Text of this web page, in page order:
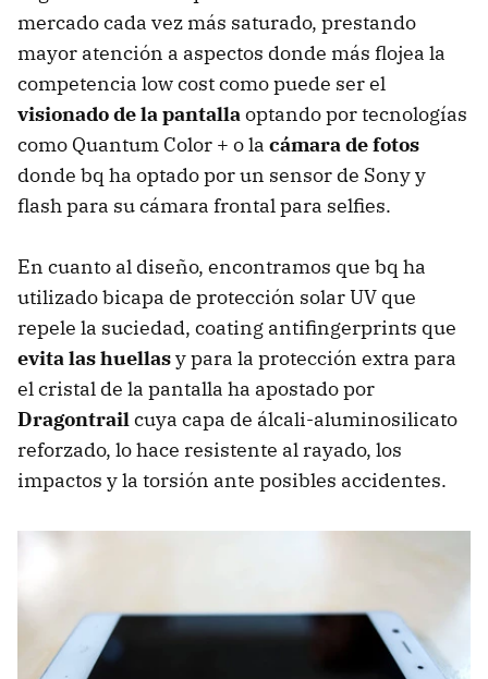
mercado cada vez más saturado, prestando
mayor atención a aspectos donde más flojea la
competencia low cost como puede ser el
visionado de la pantallaoptando por tecnologías
como Quantum Color + o la cámara de fotos
donde bq ha optado por un sensor de Sony y
flash para su cámara frontal para selfies.
En cuanto al diseño, encontramos que bq ha
utilizado bicapa de protección solar UV que
repele la suciedad, coating antifingerprints que
evita las huellasy para la protección extra para
el cristal de la pantalla ha apostado por
Dragontrailcuya capa de álcali-aluminosilicato
reforzado, lo hace resistente al rayado, los
impactos y la torsión ante posibles accidentes.